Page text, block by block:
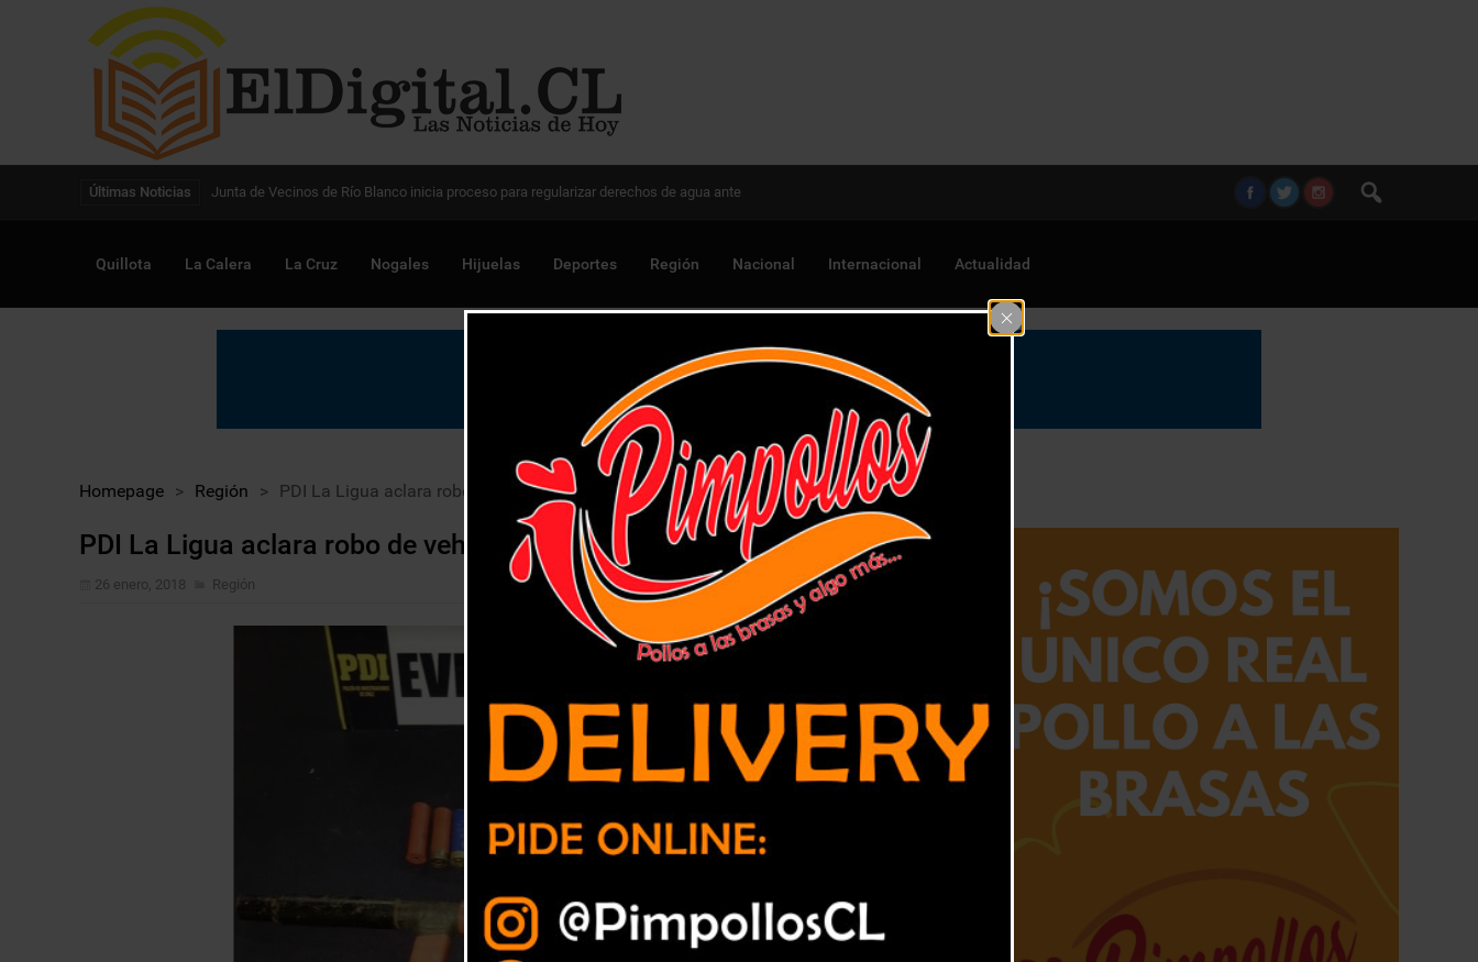
Últimas Noticias Digitalización de la gestión pública avanza en Chile para optimizar proyectos
Quillota La Calera La Cruz Nogales Hijuelas Deportes Región Nacional Internacional Actualidad
Homepage > Región > PDI La Ligua aclara robo de vehículo e incauta escopeta y municiones
PDI La Ligua aclara robo de vehículo e incauta escopeta y municiones
26 enero, 2018 Región